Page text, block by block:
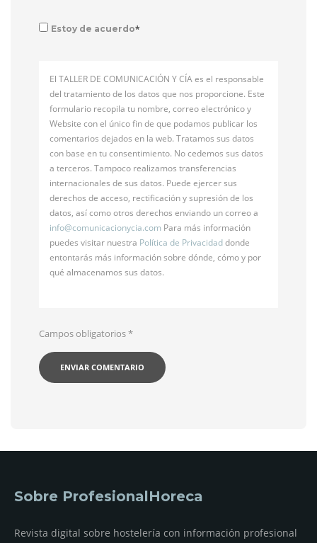
Estoy de acuerdo*
El TALLER DE COMUNICACIÓN Y CÍA es el responsable
del tratamiento de los datos que nos proporcione. Este
formulario recopila tu nombre, correo electrónico y
Website con el único fin de que podamos publicar los
comentarios dejados en la web. Tratamos sus datos
con base en tu consentimiento. No cedemos sus datos
a terceros. Tampoco realizamos transferencias
internacionales de sus datos. Puede ejercer sus
derechos de acceso, rectificación y supresión de los
datos, así como otros derechos enviando un correo a
info@comunicacionycia.com Para más información
puedes visitar nuestra Política de Privacidaddonde
entontarás más información sobre dónde, cómo y por
qué almacenamos sus datos.
Campos obligatorios*
Sobre ProfesionalHoreca
Revista digital sobre hostelería con información profesional